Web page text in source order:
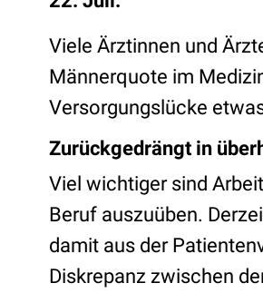
Viele Ärztinnen und
Männerquote im
Versorgungslücke
Zurückgedrängt in
Viel wichtiger sind
Beruf auszuüben.
damit aus der
Diskrepanz zwischen